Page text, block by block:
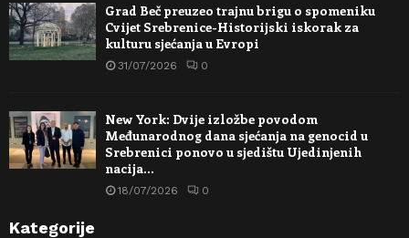
Grad Beč preuzeo trajnu brigu o spomeniku
Cvijet Srebrenice-Historijski iskorak za
kulturu sjećanja u Evropi
31/07/2026 0
New York: Dvije izložbe povodom
Međunarodnog dana sjećanja na genocid u
Srebrenici ponovo u sjedištu Ujedinjenih
nacija…
18/07/2026 0
Kategorije